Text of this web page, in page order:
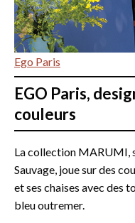
Ego Paris
EGO Paris,
couleurs
La collection MARUMI,
Sauvage, joue sur des
et ses chaises avec des
bleu outremer.